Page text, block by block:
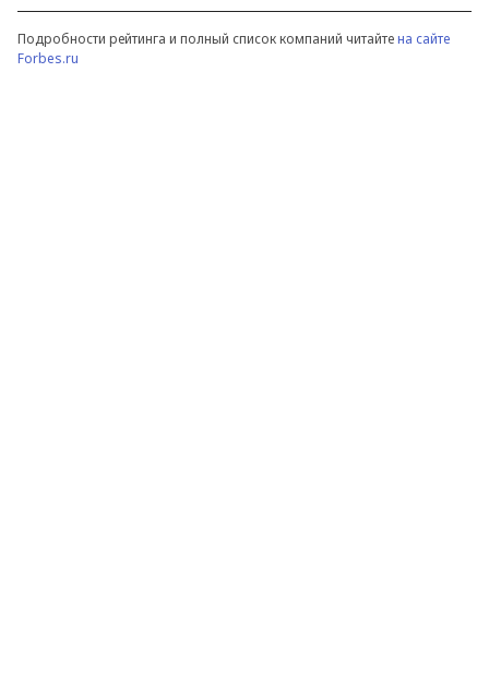
Подробности рейтинга и полный список компаний читайтена сайте
Forbes.ru